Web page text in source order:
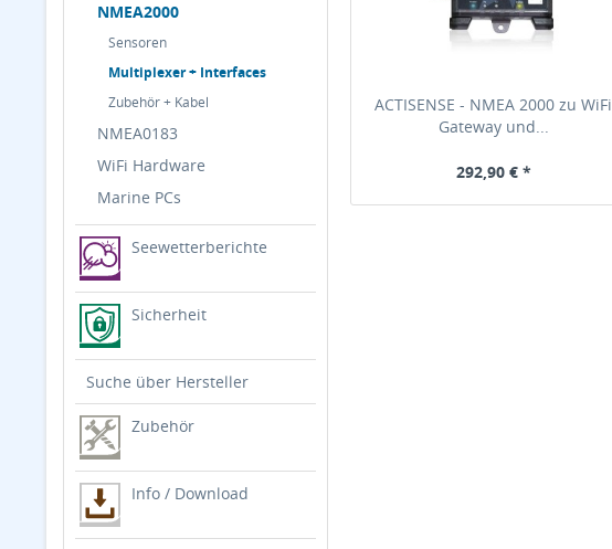
NMEA2000
Sensoren
Multiplexer + Interfaces
Zubehör + Kabel
NMEA0183
WiFi Hardware
Marine PCs
Seewetterberichte
Sicherheit
Suche über Hersteller
Zubehör
Info / Download
ACTISENSE - NMEA 2000 zu WiFi
Gateway und...
292,90 € *